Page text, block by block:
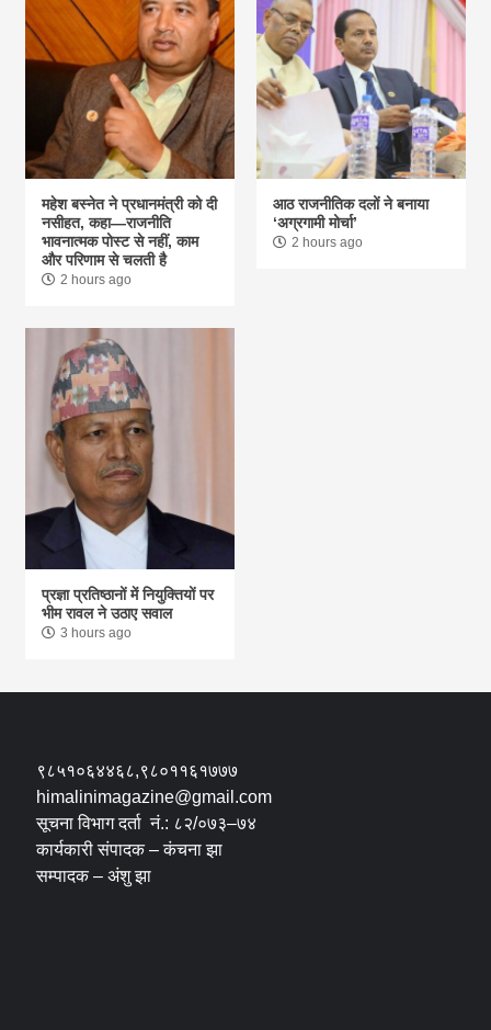
महेश बस्नेत ने प्रधानमंत्री को दी
नसीहत, कहा—राजनीति
भावनात्मक पोस्ट से नहीं, काम
और परिणाम से चलती है
2 hours ago
आठ राजनीतिक दलों ने बनाया
‘अग्रगामी मोर्चा’
2 hours ago
प्रज्ञा प्रतिष्ठानों में नियुक्तियों पर
भीम रावल ने उठाए सवाल
3 hours ago
९८५१०६४४६८,९८०११६१७७७
himalinimagazine@gmail.com
सूचना विभाग दर्ता नं.: ८२/०७३–७४
कार्यकारी संपादक – कंचना झा
सम्पादक – अंशु झा